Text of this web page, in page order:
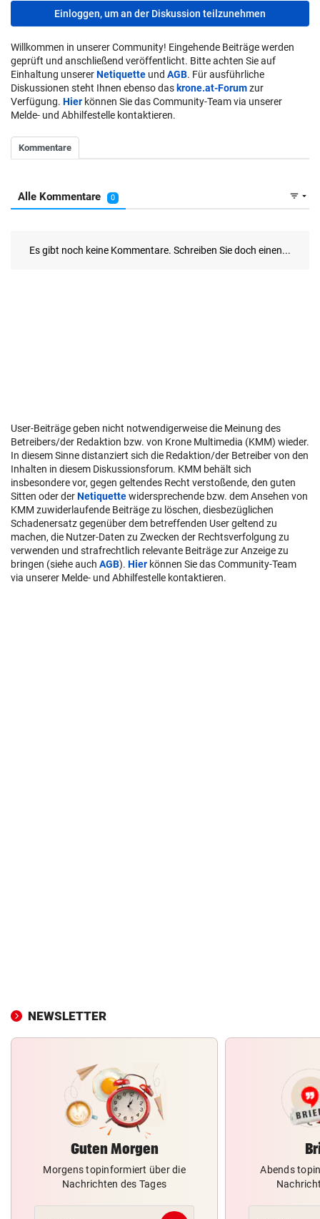
Einloggen, um an der Diskussion teilzunehmen
Willkommen in unserer Community! Eingehende Beiträge werden
geprüft und anschließend veröffentlicht. Bitte achten Sie auf
Einhaltung unsererNetiquette und AGB. Für ausführliche
Diskussionen steht Ihnen ebenso das krone.at-Forumzur
Verfügung. Hier können Sie das Community-Team via unserer
Melde- und Abhilfestelle kontaktieren.
User-Beiträge geben nicht notwendigerweise die Meinung des
Betreibers/der Redaktion bzw. von Krone Multimedia (KMM) wieder.
In diesem Sinne distanziert sich die Redaktion/der Betreiber von den
Inhalten in diesem Diskussionsforum. KMM behält sich
insbesondere vor, gegen geltendes Recht verstoßende, den guten
Sitten oder derNetiquettewidersprechende bzw. dem Ansehen von
KMM zuwiderlaufende Beiträge zu löschen, diesbezüglichen
Schadenersatz gegenüber dem betreffenden User geltend zu
machen, die Nutzer-Daten zu Zwecken der Rechtsverfolgung zu
verwenden und strafrechtlich relevante Beiträge zur Anzeige zu
bringen (siehe auch AGB). Hier können Sie das Community-Team
via unserer Melde- und Abhilfestelle kontaktieren.
NEWSLETTER
Guten Morgen
Morgens topinformiert über die
Nachrichten des Tages
Abends